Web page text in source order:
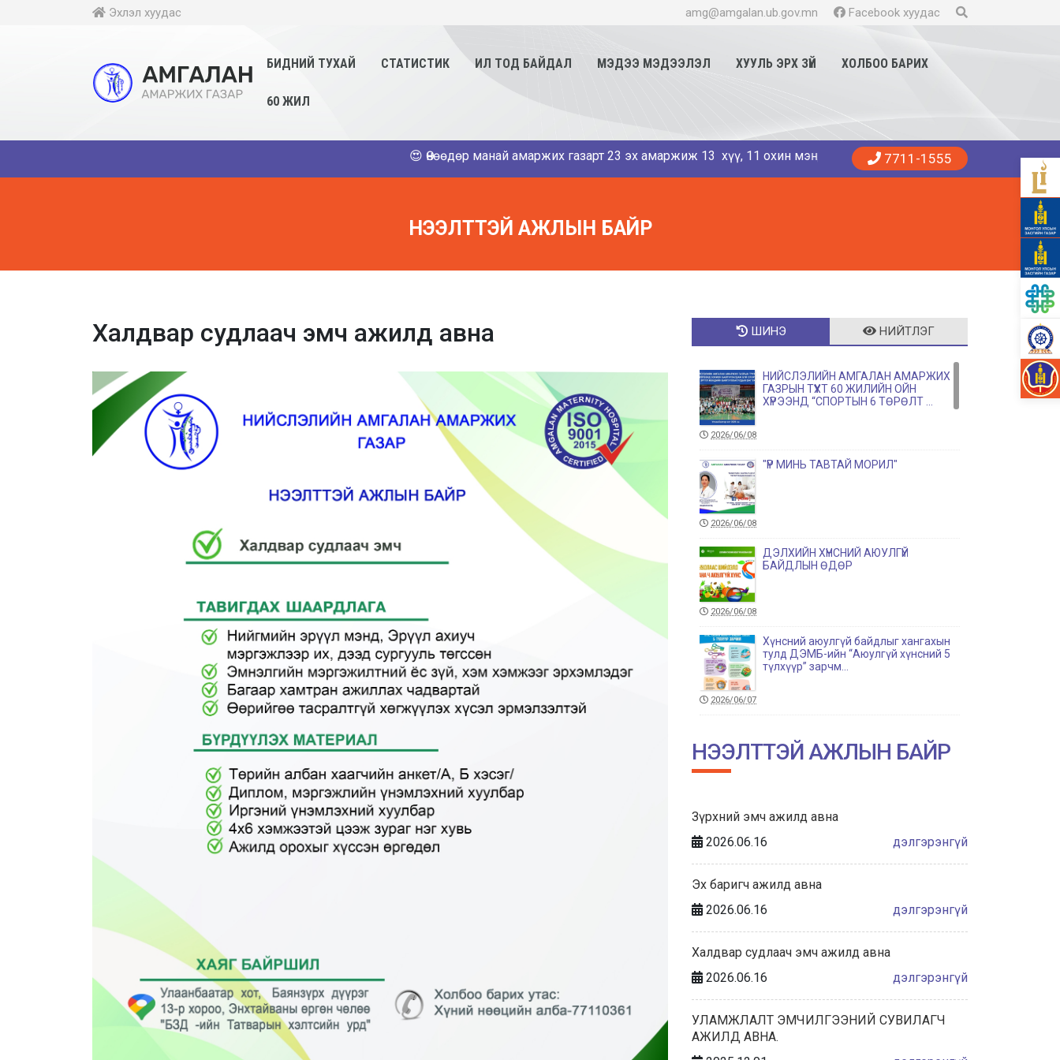
Эхлэл хуудас amg@amgalan.ub.gov.mn Facebook хуудас
БИДНИЙ ТУХАЙ СТАТИСТИК ИЛ ТОД БАЙДАЛ МЭДЭЭ МЭДЭЭЛЭЛ ХУУЛЬ ЭРХ ЗҮЙ ХОЛБОО БАРИХ
60 ЖИЛ
😍 Өнөөдөр манай амаржих газарт 23 эх амаржиж 13 хүү, 11 охин мэндэллээ. Танд эрүүл энхийг хүсье.
7711-1555
НЭЭЛТТЭЙ АЖЛЫН БАЙР
Халдвар судлаач эмч ажилд авна ШИНЭ НИЙТЛЭГ
НИЙСЛЭЛИЙН АМГАЛАН АМАРЖИХ
ГАЗРЫН ТҮҮХТ 60 ЖИЛИЙН ОЙН
ХҮРЭЭНД “СПОРТЫН 6 ТӨРӨЛТ ...
2026/06/08
"ҮР МИНЬ ТАВТАЙ МОРИЛ"
2026/06/08
ДЭЛХИЙН ХҮНСНИЙ АЮУЛГҮЙ
БАЙДЛЫН ӨДӨР
2026/06/08
Хүнсний аюулгүй байдлыг хангахын
тулд ДЭМБ-ийн “Аюулгүй хүнсний 5
түлхүүр” зарчм...
2026/06/07
ГАЗРЫН ТҮҮХТ 60 ЖИЛИЙН ОЙН
ХҮРЭЭНД ЗОХИОН БАЙГУУЛАГДА...
Халдвар сэргийлэлт хяналтын
2026/05/28
“ЭХИЙН СҮҮНИЙ НӨӨЦИЙН БАНКНЫ ҮЙЛ
АЖИЛЛАГААНЫ ЖУРАМ”-Д САНАЛ
АВАХ ХЭЛЭЛЦҮҮЛЭГТ ОР...
НЭЭЛТТЭЙ АЖЛЫН БАЙР
Зүрхний эмч ажилд авна
2026.06.16
дэлгэрэнгүй
Эх баригч ажилд авна
2026.06.16
дэлгэрэнгүй
Халдвар судлаач эмч ажилд авна
2026.06.16
дэлгэрэнгүй
УЛАМЖЛАЛТ ЭМЧИЛГЭЭНИЙ СУВИЛАГЧ
АЖИЛД АВНА.